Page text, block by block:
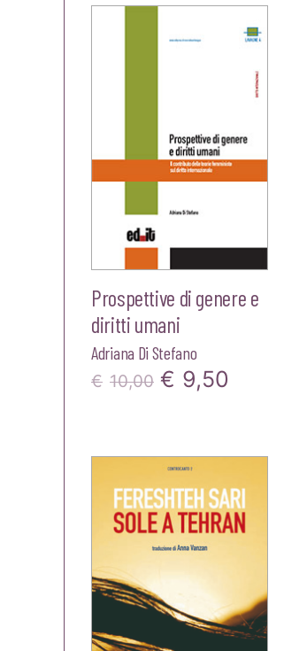
originaleattuale
€19,00.
Prospettive di genere e
diritti umani
Adriana Di Stefano
€ 10,00 Il
era:
€10,00.
€ 9,50
€9,50.